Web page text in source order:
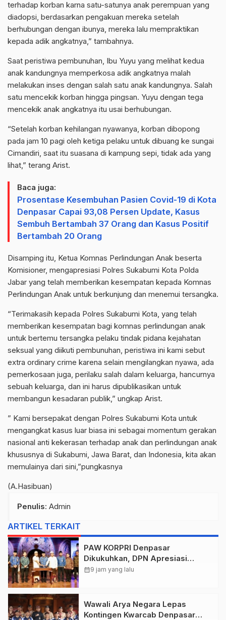
terhadap korban karna satu-satunya anak perempuan yang
diadopsi, berdasarkan pengakuan mereka setelah
berhubungan dengan ibunya, mereka lalu mempraktikan
kepada adik angkatnya,” tambahnya.
Saat peristiwa pembunuhan, Ibu Yuyu yang melihat kedua
anak kandungnya memperkosa adik angkatnya malah
melakukan inses dengan salah satu anak kandungnya. Salah
satu mencekik korban hingga pingsan. Yuyu dengan tega
mencekik anak angkatnya itu usai berhubungan.
“Setelah korban kehilangan nyawanya, korban dibopong
pada jam 10 pagi oleh ketiga pelaku untuk dibuang ke sungai
Cimandiri, saat itu suasana di kampung sepi, tidak ada yang
lihat,” terang Arist.
Baca juga:
Prosentase Kesembuhan Pasien Covid-19 di Kota
Denpasar Capai 93,08 Persen Update, Kasus
Sembuh Bertambah 37 Orang dan Kasus Positif
Bertambah 20 Orang
Disamping itu, Ketua Komnas Perlindungan Anak beserta
Komisioner, mengapresiasi Polres Sukabumi Kota Polda
Jabar yang telah memberikan kesempatan kepada Komnas
Perlindungan Anak untuk berkunjung dan menemui tersangka.
“Terimakasih kepada Polres Sukabumi Kota, yang telah
memberikan kesempatan bagi komnas perlindungan anak
untuk bertemu tersangka pelaku tindak pidana kejahatan
seksual yang diikuti pembunuhan, peristiwa ini kami sebut
extra ordinary crime karena selain mengilangkan nyawa, ada
pemerkosaan juga, perilaku salah dalam keluarga, hancurnya
sebuah keluarga, dan ini harus dipublikasikan untuk
membangun kesadaran publik,” ungkap Arist.
” Kami bersepakat dengan Polres Sukabumi Kota untuk
mengangkat kasus luar biasa ini sebagai momentum gerakan
nasional anti kekerasan terhadap anak dan perlindungan anak
khususnya di Sukabumi, Jawa Barat, dan Indonesia, kita akan
memulainya dari sini,”pungkasnya
(A.Hasibuan)
Penulis: Admin
ARTIKEL TERKAIT
PAW KORPRI Denpasar
Dikukuhkan, DPN Apresiasi
“Sembagi Arutala” untuk Lindungi
calendar_month9 jam yang lalu
Wawali Arya Negara Lepas
Kontingen Kwarcab Denpasar